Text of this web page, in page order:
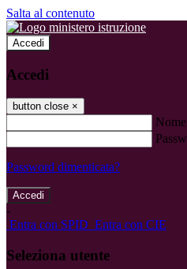
Salta al contenuto
Accedi
Accedi
button close ×
Password dimenticata?
-
Entra con SPID Entra con CIE
Seleziona utente